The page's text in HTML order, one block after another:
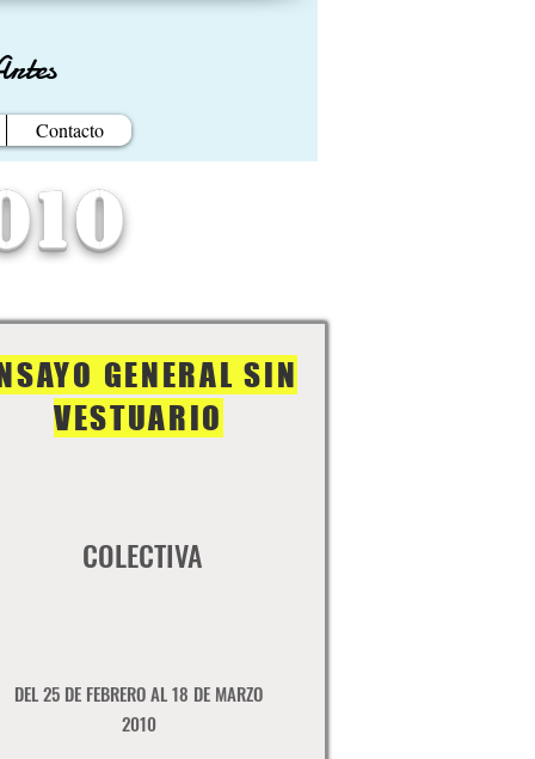
Contacto
GENERAL SIN
VESTUARIO
COLECTIVA
DEL 25 DE FEBRERO AL 18 DE MARZO
2010